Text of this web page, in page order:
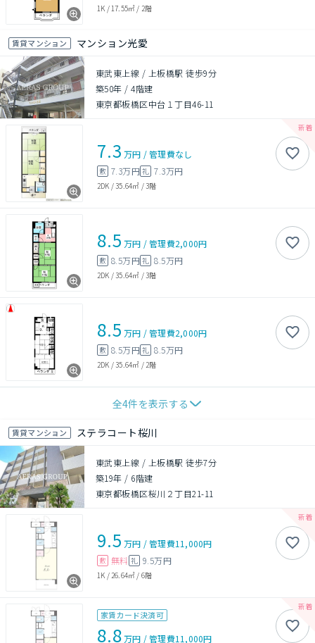
1K / 17.55㎡ / 2階
賃貸マンション マンション光愛
東武東上線 / 上板橋駅 徒歩9分
築50年 /4階建
東京都板橋区中台１丁目46-11
7.3 万円 /管理費なし
敷 7.3万円礼 7.3万円
2DK /35.64㎡ /3階
8.5 万円 /管理費2,000円
敷 8.5万円礼 8.5万円
2DK /35.64㎡ /3階
8.5 万円 /管理費2,000円
敷 8.5万円礼 8.5万円
2DK /35.64㎡ / 2階
全4件を表示する
賃貸マンション ステラコート桜川
東武東上線 / 上板橋駅 徒歩7分
築19年 / 6階建
東京都板橋区桜川２丁目21-11
9.5 万円 /管理費11,000円
敷 無料 礼 9.5万円
1K / 26.64㎡ / 6階
家賃カード決済可
8.8万円 /管理費11,000円